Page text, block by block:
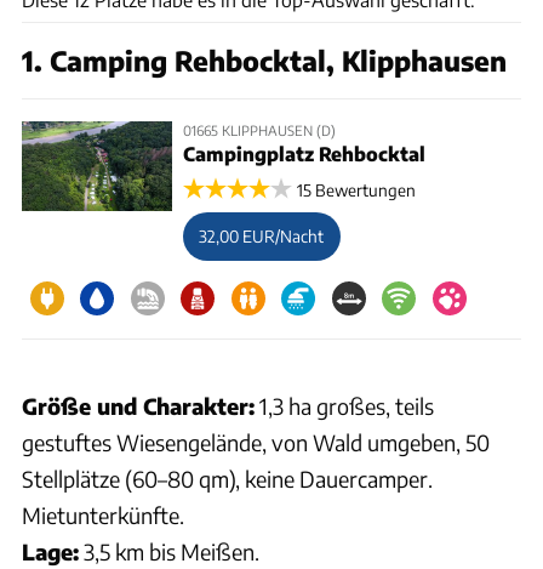
1. Camping Rehbocktal, Klipphausen
01665 KLIPPHAUSEN (D)
Campingplatz Rehbocktal
15 Bewertungen
32,00 EUR/Nacht
Größe und Charakter:1,3 ha großes, teils
gestuftes Wiesengelände, von Wald umgeben, 50
Stellplätze (60–80 qm), keine Dauercamper.
Mietunterkünfte.
Lage:3,5 km bis Meißen.